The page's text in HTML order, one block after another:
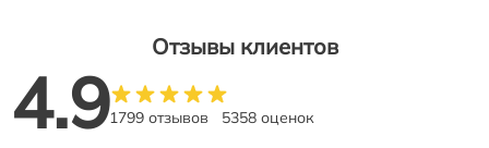
Отзывы клиентов
4.91799 отзывов 5358 оценок